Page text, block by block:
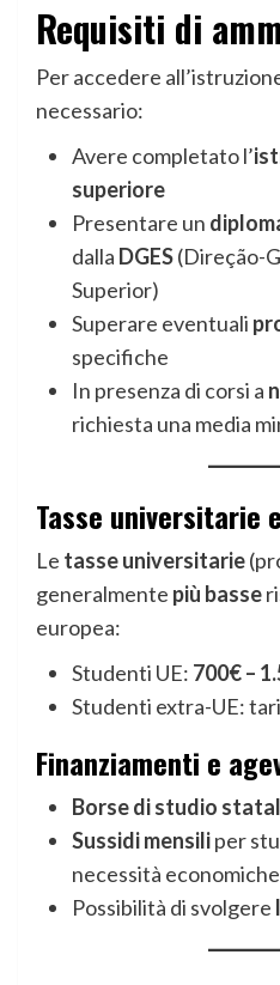
Requisiti di
Per accedere
necessario:
Avere completato l’
superiore
Presentare un
dalla DGES(Direção-
Superior)
Superare eventuali
specifiche
In presenza di corsi a
richiesta una media
Tasse universitarie e
Le tasse universitarie
generalmente più basse
europea:
Studenti UE: 700€ –
Studenti extra-UE:
Finanziamenti e
Borse di studio
Sussidi mensiliper
necessità economiche
Possibilità di svolgere